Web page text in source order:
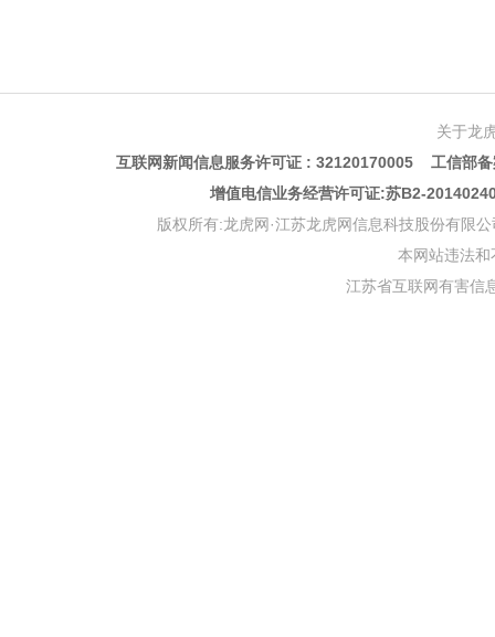
关于龙
互联网新闻信息服务许可证 : 32120170005 工信部
增值电信业务经营许可证:苏B2-
版权所有:龙虎网·江苏龙虎网信息科技股份有限
本网站违法
江苏省互联网有害